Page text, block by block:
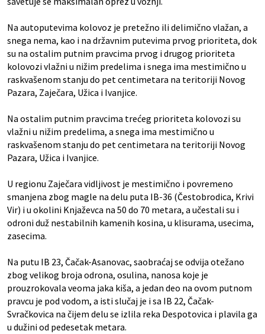
Na autoputevima kolovoz je pretežno ili delimično vlažan, a
snega nema, kao i na državnim putevima prvog prioriteta, dok
su na ostalim putnim pravcima prvog i drugog prioriteta
kolovozi vlažni u nižim predelima i snega ima mestimično u
raskvašenom stanju do pet centimetara na teritoriji Novog
Pazara, Zaječara, Užica i Ivanjice.
Na ostalim putnim pravcima trećeg prioriteta kolovozi su
vlažni u nižim predelima, a snega ima mestimično u
raskvašenom stanju do pet centimetara na teritoriji Novog
Pazara, Užica i Ivanjice.
U regionu Zaječara vidljivost je mestimično i povremeno
smanjena zbog magle na delu puta IB-36 (Čestobrodica, Krivi
Vir) i u okolini Knjaževca na 50 do 70 metara, a učestali su i
odroni duž nestabilnih kamenih kosina, u klisurama, usecima,
zasecima.
Na putu IB 23, Čačak-Asanovac, saobraćaj se odvija otežano
zbog velikog broja odrona, osulina, nanosa koje je
prouzrokovala veoma jaka kiša, a jedan deo na ovom putnom
pravcu je pod vodom, a isti slučaj je i sa IB 22, Čačak-
Svračkovica na čijem delu se izlila reka Despotovica i plavila ga
u dužini od pedesetak metara.